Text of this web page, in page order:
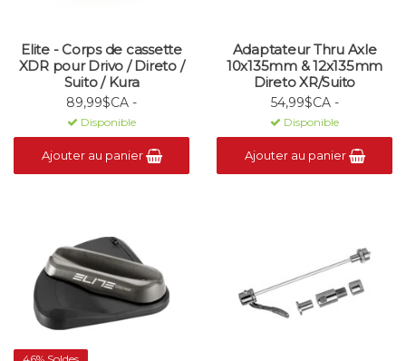
Elite - Corps de cassette
XDR pour Drivo / Direto /
Suito / Kura
89,99$CA -
Disponible
Ajouter au panier
Adaptateur Thru Axle
10x135mm & 12x135mm
Direto XR/Suito
54,99$CA -
Disponible
Ajouter au panier